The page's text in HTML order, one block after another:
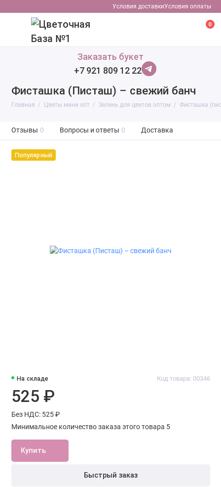
Условия доставкиУсловия оплаты
0
Заказать букет
+7 921 809 12 22
Фисташка (Писташ) – свежий банч
Главная Цветы мини опт Зелень для цветов оптом Фисташка
Отзывы 0 Вопросы и ответы 0 Доставка
Популярный
На складе Код товара: 00346
525 ₽
Без НДС: 525 ₽
Минимальное количество заказа этого товара 5
Купить
Быстрый заказ